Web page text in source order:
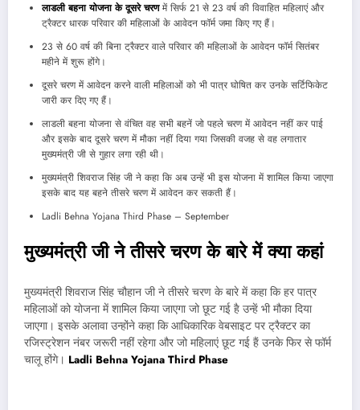
लाडली बहना योजना के दूसरे चरणमें सिर्फ 21 से 23 वर्ष की विवाहित महिलाएं और
ट्रैक्टर धारक परिवार की महिलाओं के आवेदन फॉर्म जमा किए गए हैं।
23 से 60 वर्ष की बिना ट्रैक्टर वाले परिवार की महिलाओं के आवेदन फॉर्म सितंबर
महीने में शुरू होंगे।
दूसरे चरण में आवेदन करने वाली महिलाओं को भी पात्र घोषित कर उनके सर्टिफिकेट
जारी कर दिए गए हैं।
लाडली बहना योजना से वंचित वह सभी बहनें जो पहले चरण में आवेदन नहीं कर पाई
और इसके बाद दूसरे चरण में मौका नहीं दिया गया जिसकी वजह से वह लगातार
मुख्यमंत्री जी से गुहार लगा रही थी।
मुख्यमंत्री शिवराज सिंह जी ने कहा कि अब उन्हें भी इस योजना में शामिल किया जाएगा
इसके बाद यह बहने तीसरे चरण में आवेदन कर सकती हैं।
Ladli Behna Yojana Third Phase – September
मुख्यमंत्री जी ने तीसरे चरण के बारे में क्या कहां
मुख्यमंत्री शिवराज सिंह चौहान जी ने तीसरे चरण के बारे में कहा कि हर पात्र
महिलाओं को योजना में शामिल किया जाएगा जो छूट गई है उन्हें भी मौका दिया
जाएगा। इसके अलावा उन्होंने कहा कि आधिकारिक वेबसाइट पर ट्रैक्टर का
रजिस्ट्रेशन नंबर जरूरी नहीं रहेगा और जो महिलाएं छूट गई हैं उनके फिर से फॉर्म
चालू होंगे। Ladli Behna Yojana Third Phase